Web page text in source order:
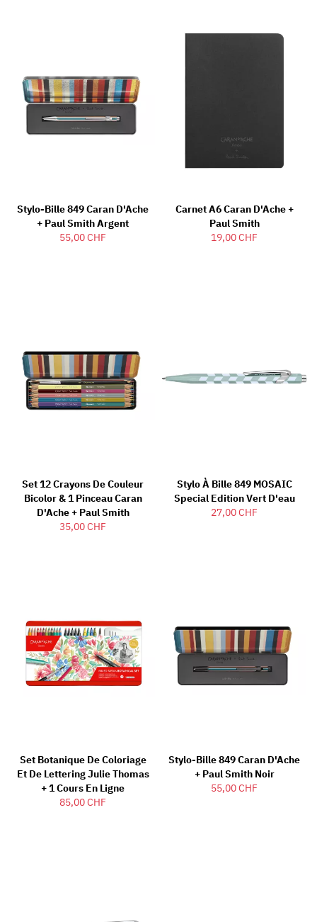
Stylo-Bille 849 Caran D'Ache
+ Paul Smith Argent
55,00 CHF
Carnet A6 Caran D'Ache +
Paul Smith
19,00 CHF
Set 12 Crayons De Couleur
Bicolor & 1 Pinceau Caran
D'Ache + Paul Smith
35,00 CHF
Stylo À Bille 849 MOSAIC
Special Edition Vert D'eau
27,00 CHF
Set Botanique De Coloriage
Et De Lettering Julie Thomas
+ 1 Cours En Ligne
85,00 CHF
Stylo-Bille 849 Caran D'Ache
+ Paul Smith Noir
55,00 CHF